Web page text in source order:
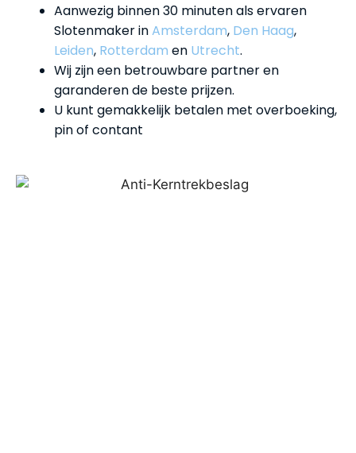
Aanwezig binnen 30 minuten als ervaren
Slotenmaker inAmsterdam, Den Haag,
Leiden, Rotterdam en Utrecht.
Wij zijn een betrouwbare partner en
garanderen de beste prijzen.
U kunt gemakkelijk betalen met overboeking,
pin of contant